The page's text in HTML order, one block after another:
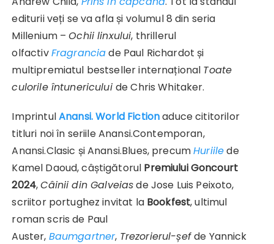
editurii veți se va afla și volumul 8 din seria
Millenium –Ochii linxului, thrillerul
olfactivFragranciade Paul Richardot și
multipremiatul bestseller internațional Toate
culorile întunericului de Chris Whitaker.
ImprintulAnansi. World Fictionaduce cititorilor
titluri noi în seriile Anansi.Contemporan,
Anansi.Clasic și Anansi.Blues, precumHuriilede
Kamel Daoud, câștigătorul Premiului Goncourt
2024,Câinii din Galveiasde Jose Luis Peixoto,
scriitor portughez invitat la Bookfest, ultimul
roman scris de Paul
Auster, Baumgartner, Trezorierul-șefde Yannick